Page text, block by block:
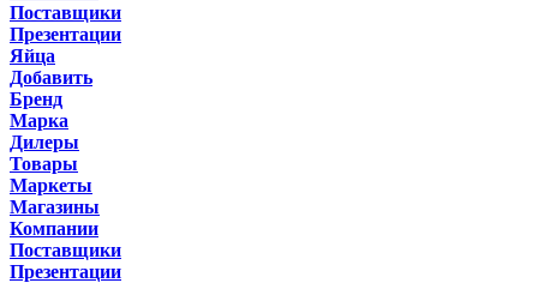
Поставщики
Презентации
Яйца
Добавить
Бренд
Марка
Дилеры
Товары
Маркеты
Магазины
Компании
Поставщики
Презентации